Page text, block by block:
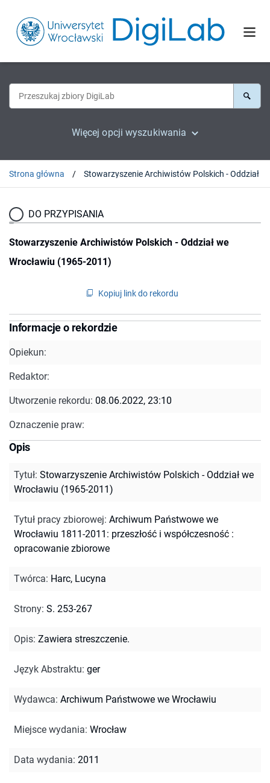
Więcej opcji wyszukiwania
Strona główna
DO PRZYPISANIA
Stowarzyszenie Archiwistów Polskich - Oddział we
Wrocławiu (1965-2011)
Kopiuj link do rekordu
Informacje o rekordzie
Opiekun:
Redaktor:
Utworzenie rekordu: 08.06.2022, 23:10
Oznaczenie praw:
Opis
Tytuł: Stowarzyszenie Archiwistów Polskich - Oddział we
Wrocławiu (1965-2011)
Tytuł pracy zbiorowej: Archiwum Państwowe we
Wrocławiu 1811-2011: przeszłość i współczesność :
opracowanie zbiorowe
Twórca: Harc, Lucyna
Strony: S. 253-267
Opis: Zawiera streszczenie.
Język Abstraktu: ger
Wydawca: Archiwum Państwowe we Wrocławiu
Miejsce wydania: Wrocław
Data wydania: 2011